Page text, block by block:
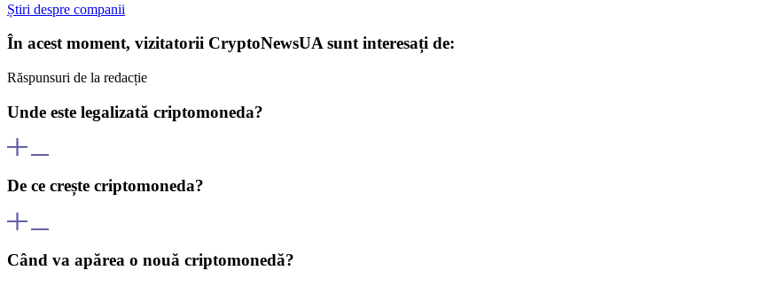
Știri despre companii
În acest moment, vizitatorii CryptoNewsUA sunt interesați de:
Răspunsuri de la redacție
Unde este legalizată criptomoneda?
consulți legislația locală.
De ce crește criptomoneda?
centrale influențează creșterea.
Când va apărea o nouă criptomonedă?